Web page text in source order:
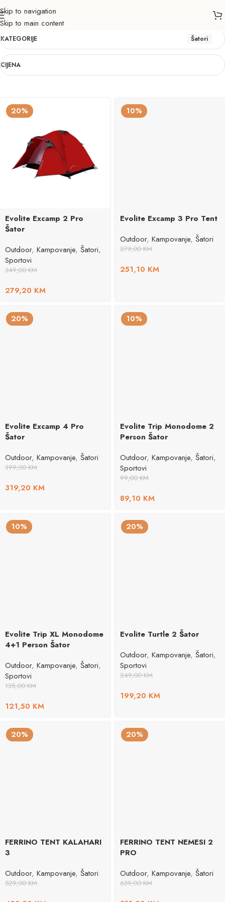
Skip to navigation
Skip to main content
Šatori
KATEGORIJE Šatori
CIJENA
20%
Evolite Excamp 2 Pro
Šator
Outdoor, Kampovanje, Šatori,
Sportovi
349,00KM
279,20 KM
10%
Evolite Excamp 3 Pro Tent
Outdoor, Kampovanje, Šatori
279,00KM
251,10 KM
20%
Evolite Excamp 4 Pro
Šator
Outdoor, Kampovanje, Šatori
399,00KM
319,20 KM
10%
Evolite Trip Monodome 2
Person Šator
Outdoor, Kampovanje, Šatori,
Sportovi
99,00KM
89,10 KM
10%
Evolite Trip XL Monodome
4+1 Person Šator
Outdoor, Kampovanje, Šatori,
Sportovi
135,00KM
121,50 KM
20%
Evolite Turtle 2 Šator
Outdoor, Kampovanje, Šatori,
Sportovi
249,00KM
199,20 KM
20%
FERRINO TENT KALAHARI
3
Outdoor, Kampovanje, Šatori
529,00KM
20%
FERRINO TENT NEMESI 2
PRO
Outdoor, Kampovanje, Šatori
639,00KM